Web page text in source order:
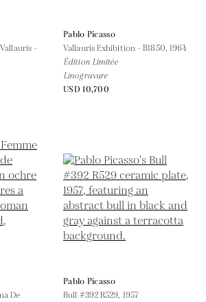
-
Pablo Picasso
Vallauris Exhibition - B1850, 1964
Édition Limitée
Linogravure
USD 10,700
De
Pablo Picasso
Bull #392 R529, 1957